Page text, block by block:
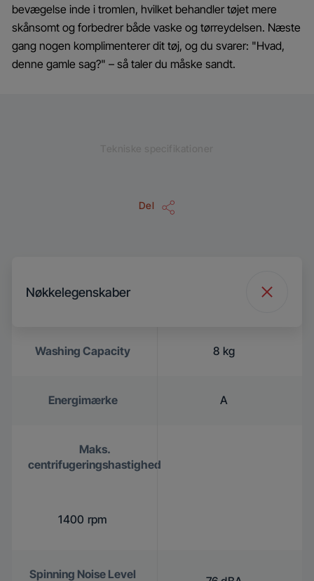
bevægelse inde i tromlen, hvilket behandler tøjet mere
skånsomt og forbedrer både vaske og tørreydelsen. Næste
gang nogen komplimenterer dit tøj, og du svarer: "Hvad,
denne gamle sag?" – så taler du måske sandt.
Del
Nøkkelegenskaber
Washing Capacity 8 kg
Energimærke A
Maks.
centrifugeringshastighed
1400 rpm
Spinning Noise Level